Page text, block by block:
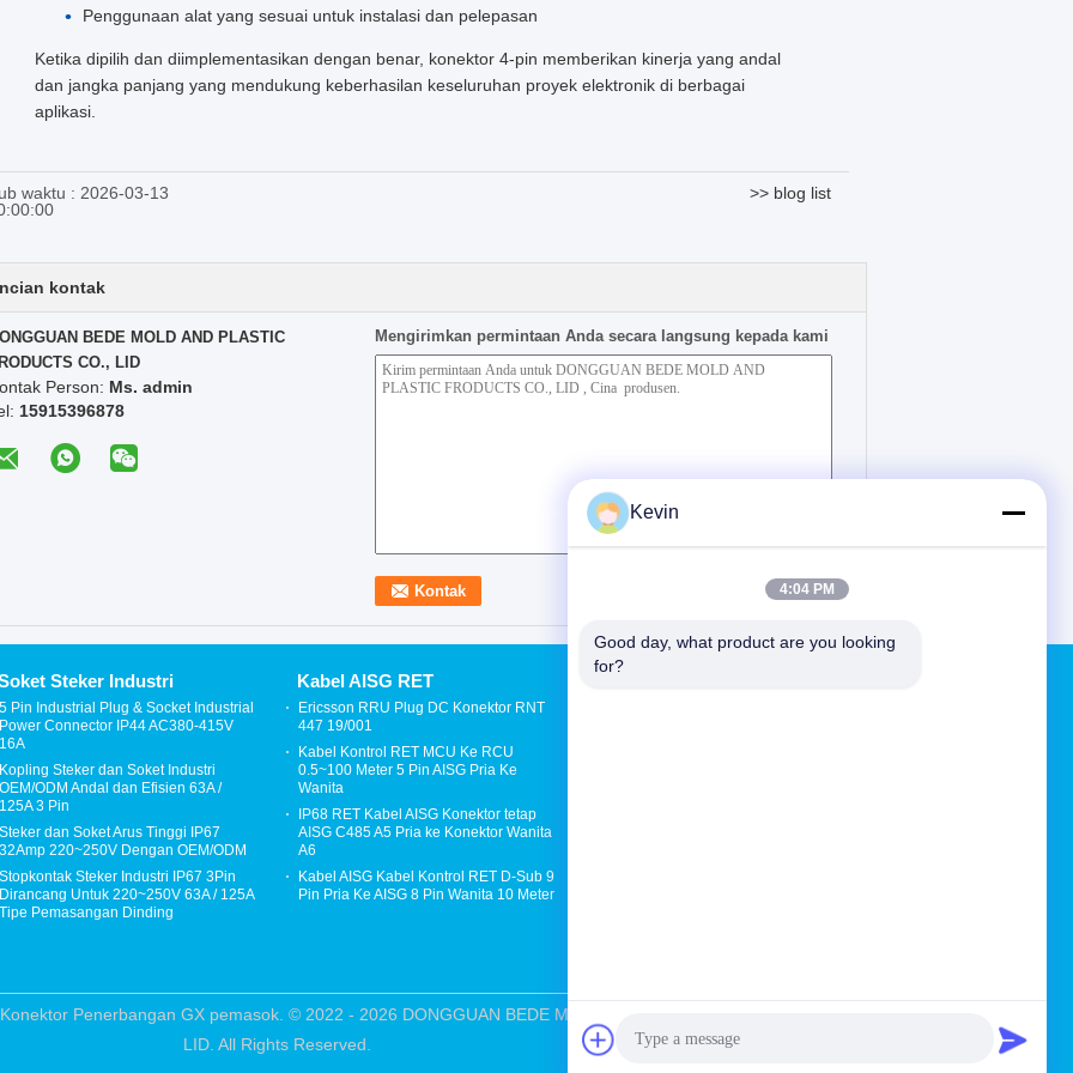
Penggunaan alat yang sesuai untuk instalasi dan pelepasan
Ketika dipilih dan diimplementasikan dengan benar, konektor 4-pin memberikan kinerja yang andal
dan jangka panjang yang mendukung keberhasilan keseluruhan proyek elektronik di berbagai
aplikasi.
waktu : 2026-03-13
>> blog list
kontak
BEDE MOLD AND PLASTIC
CO., LID
Person: Ms. admin
15915396878
Mengirimkan permintaan Anda secara langsung kepada kami
Steker Industri
5 Pin Industrial Plug & Socket Industrial
Power Connector IP44 AC380-415V
16A
Kopling Steker dan Soket Industri
OEM/ODM Andal dan Efisien 63A /
125A 3 Pin
Steker dan Soket Arus Tinggi IP67
32Amp 220~250V Dengan OEM/ODM
Stopkontak Steker Industri IP67 3Pin
Dirancang Untuk 220~250V 63A / 125A
Tipe Pemasangan Dinding
Kabel AISG RET
Ericsson RRU Plug DC Konektor RNT
447 19/001
Kabel Kontrol RET MCU Ke RCU
0.5~100 Meter 5 Pin AISG Pria Ke
Wanita
IP68 RET Kabel AISG Konektor tetap
AISG C485 A5 Pria ke Konektor Wanita
A6
Kabel AISG Kabel Kontrol RET D-Sub 9
Pin Pria Ke AISG 8 Pin Wanita 10 Meter
Penerbangan GX pemasok. © 2022 - 2026 DONGGUAN BEDE MOLD AND PLASTIC FRODUCTS CO.,
LID. All Rights Reserved.
Kevin
4:04 PM
Good day, what product are you looking
for?